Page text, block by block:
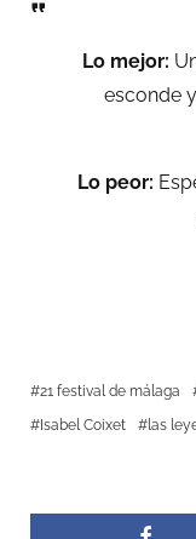
Lo mejor:
esconde
Lo peor:
21 festival de málaga
Isabel Coixet
las